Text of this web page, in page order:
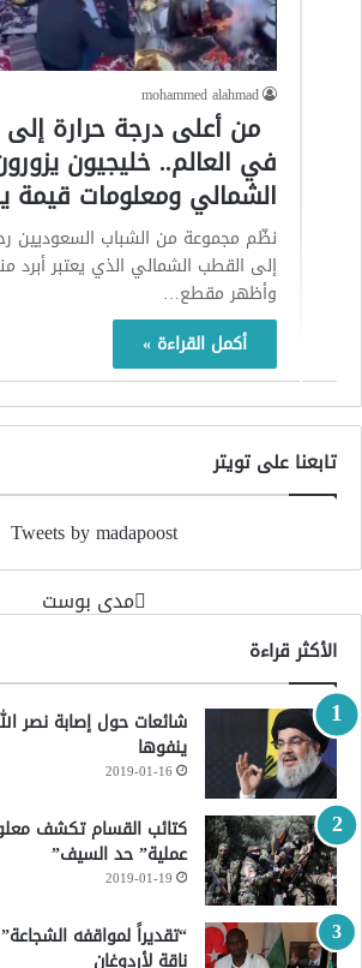
mohammed alahmad
من أعلى درجة حرارة إلى
في العالم.. خليجيون
الشمالي ومعلومات قيمة
نظّم مجموعة من الشباب السعوديين
إلى القطب الشمالي الذي يعتبر أبرد
وأظهر مقطع…
أكمل القراءة »
تابعنا على تويتر
Tweets by madapoost
‏مدى بوست‏
الأكثر قراءة
شائعات حول إصابة نصر
ينفوها
2019-01-16
كتائب القسام تكشف
عملية” حد السيف”
2019-01-19
“تقديراً لمواقفه
ناقة لأردوغان